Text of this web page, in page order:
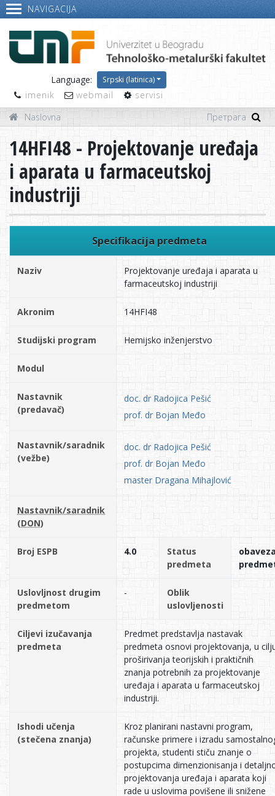
NAVIGACIJA
Language: Srpski (latinica)
imenik webmail
servisi
Naslovna
14HFI48 - Projektovanje uređaja
i aparata u farmaceutskoj
industriji
Specifikacija predmeta
Naziv
Projektovanje uređaja i aparata u
farmaceutskoj industriji
Akronim 14HFI48
Studijski program Hemijsko inženjerstvo
Modul
Nastavnik
(predavač)
doc. dr Radojica Pešić
prof. dr Bojan Međo
Nastavnik/saradnik
(vežbe)
doc. dr Radojica Pešić
prof. dr Bojan Međo
master Dragana Mihajlović
Nastavnik/saradnik
(DON)
Broj ESPB 4.0
Status
predmeta
Uslovljnost drugim
predmetom
-
Oblik
uslovljenosti
Ciljevi izučavanja
predmeta
Predmet predstavlja nastavak
predmeta osnovi projektovanja, u
proširivanja teorijskih i praktičnih
znanja potrebnih za projektovanje
uređaja i aparata u farmaceutskoj
industriji.
Ishodi učenja
(stečena znanja)
Kroz planirani nastavni program,
računske primere i izradu
projekta, studenti stiču znanje o
postupcima dimenzionisanja i
projektovanja uređaja i aparata koji
rade u uslovima povišene ili snižene